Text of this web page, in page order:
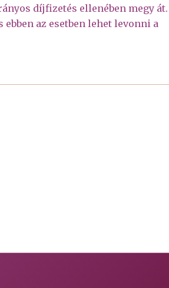
díjfizetés ellenében megy át.
az esetben lehet levonni a